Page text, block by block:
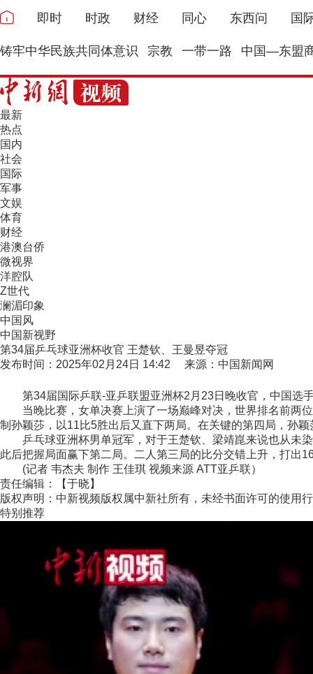
即时 时政 财经 同心 东西问 国
铸牢中华民族共同体意识 宗教 一带一路 中国—东盟
最新
热点
国内
社会
国际
军事
文娱
体育
财经
港澳台侨
微视界
洋腔队
Z世代
澜湄印象
中国风
中国新视野
第34届乒乓球亚洲杯收官 王楚钦、王曼昱夺冠
发布时间：2025年02月24日 14:42 来源：中国新闻网
第34届国际乒联-亚乒联盟亚洲杯2月23日晚收官，中国选
当晚比赛，女单决赛上演了一场巅峰对决，世界排名前两位
制孙颖莎，以11比5胜出后又直下两局。在关键的第四局，孙
乒乓球亚洲杯男单冠军，对于王楚钦、梁靖崑来说也从未染
此后把握局面赢下第二局。二人第三局的比分交错上升，打出
(记者 韦杰夫 制作 王佳琪 视频来源 ATT亚乒联）
责任编辑：【于晓】
版权声明：中新视频版权属中新社所有，未经书面许可的使用
特别推荐